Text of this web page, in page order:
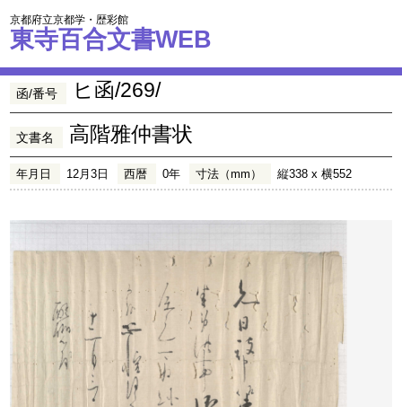
京都府立京都学・歴彩館
東寺百合文書WEB
函/番号 ヒ函/269/
文書名 高階雅仲書状
年月日 12月3日 西暦 0年 寸法（mm） 縦338 x 横552